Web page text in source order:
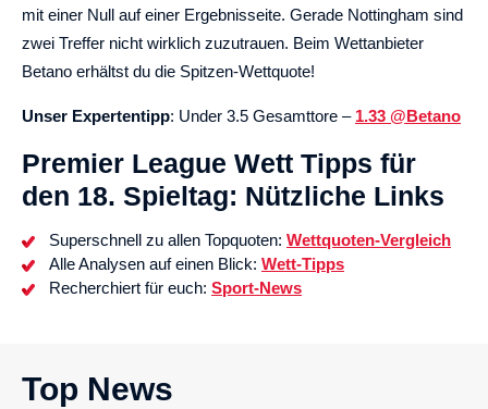
mit einer Null auf einer Ergebnisseite. Gerade Nottingham sind
zwei Treffer nicht wirklich zuzutrauen. Beim Wettanbieter
Betano erhältst du die Spitzen-Wettquote!
Unser Expertentipp: Under 3.5 Gesamttore – 1.33 @Betano
Premier League Wett Tipps für
den 18. Spieltag: Nützliche Links
Superschnell zu allen Topquoten: Wettquoten-Vergleich
Alle Analysen auf einen Blick: Wett-Tipps
Recherchiert für euch: Sport-News
Top News